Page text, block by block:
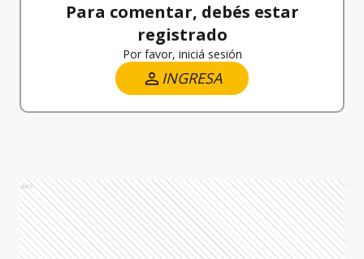
Para comentar, debés estar
registrado
Por favor, iniciá sesión
INGRESA
Ads